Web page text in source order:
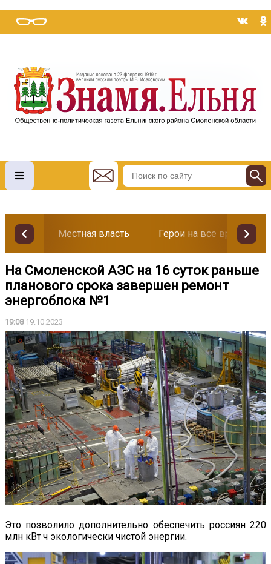
Местная власть Герои на все времена
На Смоленской АЭС на 16 суток раньше
планового срока завершен ремонт
энергоблока №1
19:0819.10.2023
Это позволило дополнительно обеспечить россиян 220
млн кВт·ч экологически чистой энергии.